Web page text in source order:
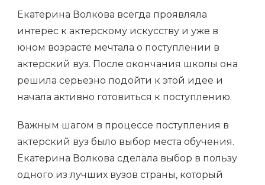
Екатерина Волкова всегда проявляла
интерес к актерскому искусству и уже в
юном возрасте мечтала о поступлении в
актерский вуз. После окончания школы она
решила серьезно подойти к этой идее и
начала активно готовиться к поступлению.
Важным шагом в процессе поступления в
актерский вуз было выбор места обучения.
Екатерина Волкова сделала выбор в пользу
одного из лучших вузов страны, который